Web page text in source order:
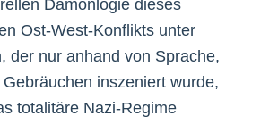
Dämonlogie dieses
Ost-West-Konflikts unter
der nur anhand von Sprache,
inszeniert wurde,
totalitäre Nazi-Regime